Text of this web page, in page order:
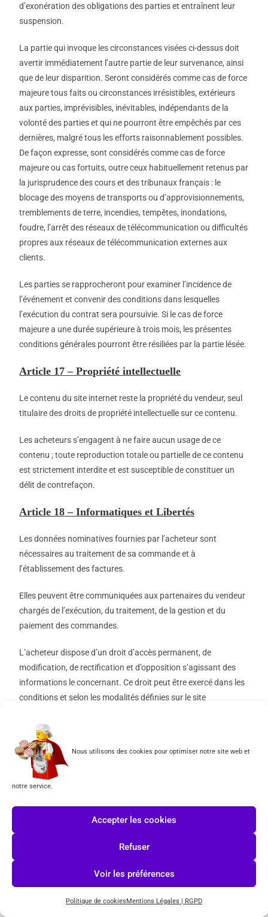
Nous utilisons des cookies pour optimiser notre site web et
notre service.
Accepter les cookies
Refuser
Voir les préférences
Politique de cookiesMentions Légales | RGPD
d’exonération des obligations des parties et entraînent leur
suspension.
La partie qui invoque les circonstances visées ci-dessus doit
avertir immédiatement l’autre partie de leur survenance, ainsi
que de leur disparition. Seront considérés comme cas de force
majeure tous faits ou circonstances irrésistibles, extérieurs
aux parties, imprévisibles, inévitables, indépendants de la
volonté des parties et qui ne pourront être empêchés par ces
dernières, malgré tous les efforts raisonnablement possibles.
De façon expresse, sont considérés comme cas de force
majeure ou cas fortuits, outre ceux habituellement retenus par
la jurisprudence des cours et des tribunaux français : le
blocage des moyens de transports ou d’approvisionnements,
tremblements de terre, incendies, tempêtes, inondations,
foudre, l’arrêt des réseaux de télécommunication ou difficultés
propres aux réseaux de télécommunication externes aux
clients.
Les parties se rapprocheront pour examiner l’incidence de
l’événement et convenir des conditions dans lesquelles
l’exécution du contrat sera poursuivie. Si le cas de force
majeure a une durée supérieure à trois mois, les présentes
conditions générales pourront être résiliées par la partie lésée.
Article 17 – Propriété intellectuelle
Le contenu du site internet reste la propriété du vendeur, seul
titulaire des droits de propriété intellectuelle sur ce contenu.
Les acheteurs s’engagent à ne faire aucun usage de ce
contenu ; toute reproduction totale ou partielle de ce contenu
est strictement interdite et est susceptible de constituer un
délit de contrefaçon.
Article 18 – Informatiques et Libertés
Les données nominatives fournies par l’acheteur sont
nécessaires au traitement de sa commande et à
l’établissement des factures.
Elles peuvent être communiquées aux partenaires du vendeur
chargés de l’exécution, du traitement, de la gestion et du
paiement des commandes.
L’acheteur dispose d’un droit d’accès permanent, de
modification, de rectification et d’opposition s’agissant des
informations le concernant. Ce droit peut être exercé dans les
conditions et selon les modalités définies sur le site
Article 19 – Non-validation partielle
Si une ou plusieurs stipulations des présentes conditions
générales sont tenues pour non valides ou déclarées telles en
stipulations garderont toute leur force et leur portée.
Article 20 – Non-renonciation
Le fait pour l’une des parties de ne pas se prévaloir d’un